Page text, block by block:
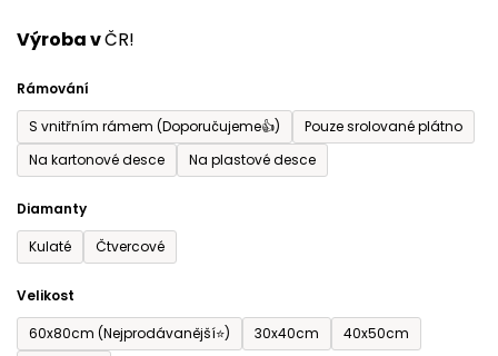
Výroba vČR!
Rámování
S vnitřním rámem (Doporučujeme👍)
Pouze srolované plátno
Na kartonové desce
Na plastové desce
Diamanty
Kulaté
Čtvercové
Velikost
60x80cm (Nejprodávanější⭐)
30x40cm
40x50cm